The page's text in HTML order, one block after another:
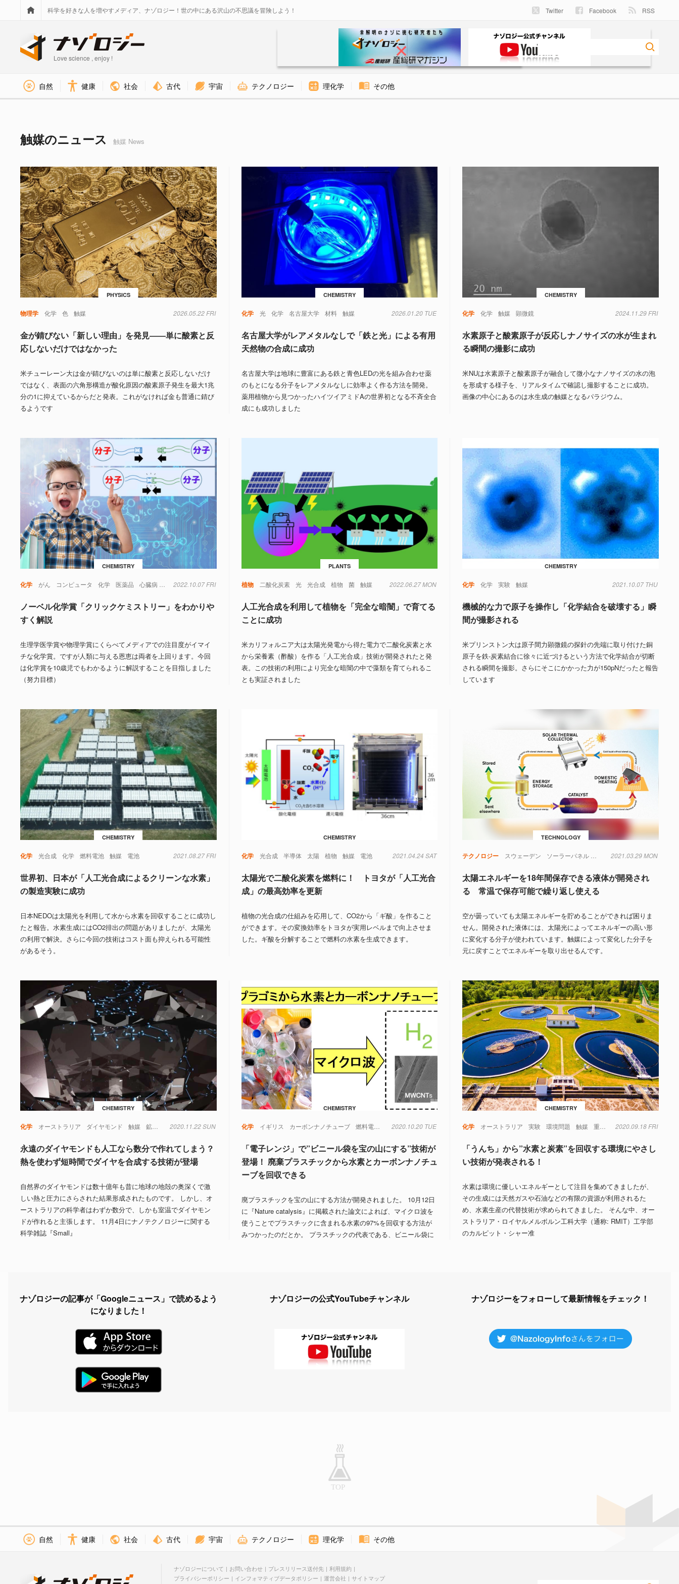
科学を好きな人を増やすメディア、ナゾロジー！世の中にある沢山の不思議を冒険しよう！ Twitter Facebook RSS
Love science , enjoy !
自然 健康 社会 古代 宇宙 テクノロジー 理化学 その他
触媒のニュース 触媒 News
PHYSICS
物理学 化学 色 触媒 2026.05.22 FRI
金が錆びない「新しい理由」を発見――単に酸素と反
応しないだけではなかった
米チューレーン大は金が錆びないのは単に酸素と反応しないだけ
ではなく、表面の六角形構造が酸化原因の酸素原子発生を最大1兆
分の1に抑えているからだと発表。これがなければ金も普通に錆び
るようです
CHEMISTRY
化学 光 化学 名古屋大学 材料 触媒 2026.01.20 TUE
名古屋大学がレアメタルなしで「鉄と光」による有用
天然物の合成に成功
名古屋大学は地球に豊富にある鉄と青色LEDの光を組み合わせ薬
のもとになる分子をレアメタルなしに効率よく作る方法を開発。
薬用植物から見つかったハイツイアミドAの世界初となる不斉全合
成にも成功しました
CHEMISTRY
化学 化学 触媒 顕微鏡 2024.11.29 FRI
水素原子と酸素原子が反応しナノサイズの水が生まれ
る瞬間の撮影に成功
米NUは水素原子と酸素原子が融合して微小なナノサイズの水の泡
を形成する様子を、リアルタイムで確認し撮影することに成功。
画像の中心にあるのは水生成の触媒となるパラジウム。
CHEMISTRY
化学 がん コンピュータ 化学 医薬品 心臓病 材料 植物 毒 注射 細胞 脳 触媒
2022.10.07 FRI
ノーベル化学賞「クリックケミストリー」をわかりや
すく解説
生理学医学賞や物理学賞にくらべてメディアでの注目度がイマイ
チな化学賞。ですが人類に与える恩恵は両者を上回ります。今回
は化学賞を10歳児でもわかるように解説することを目指しました
（努力目標）
PLANTS
植物 二酸化炭素 光 光合成 植物 菌 触媒 2022.06.27 MON
人工光合成を利用して植物を「完全な暗闇」で育てる
ことに成功
米カリフォルニア大は太陽光発電から得た電力で二酸化炭素と水
から栄養素（酢酸）を作る「人工光合成」技術が開発されたと発
表。この技術の利用により完全な暗闇の中で藻類を育てられるこ
とも実証されました
CHEMISTRY
化学 化学 実験 触媒 2021.10.07 THU
機械的な力で原子を操作し「化学結合を破壊する」瞬
間が撮影される
米プリンストン大は原子間力顕微鏡の探針の先端に取り付けた銅
原子を鉄-炭素結合に徐々に近づけるという方法で化学結合が切断
される瞬間を撮影。さらにそこにかかった力が150pNだったと報告
しています
CHEMISTRY
化学 光合成 化学 燃料電池 触媒 電池 2021.08.27 FRI
世界初、日本が「人工光合成によるクリーンな水素」
の製造実験に成功
日本NEDOは太陽光を利用して水から水素を回収することに成功し
たと報告。水素生成にはCO2排出の問題がありましたが、太陽光
の利用で解決。さらに今回の技術はコスト面も抑えられる可能性
があるそう。
CHEMISTRY
化学 光合成 半導体 太陽 植物 触媒 電池 2021.04.24 SAT
太陽光で二酸化炭素を燃料に！ トヨタが「人工光合
成」の最高効率を更新
植物の光合成の仕組みを応用して、CO2から「ギ酸」を作ること
ができます。その変換効率をトヨタが実用レベルまで向上させま
した。ギ酸を分解することで燃料の水素を生成できます。
TECHNOLOGY
テクノロジー スウェーデン ソーラーパネル 太陽 実験 触媒
2021.03.29 MON
太陽エネルギーを18年間保存できる液体が開発され
る 常温で保存可能で繰り返し使える
空が曇っていても太陽エネルギーを貯めることができれば困りま
せん。開発された液体には、太陽光によってエネルギーの高い形
に変化する分子が使われています。触媒によって変化した分子を
元に戻すことでエネルギーを取り出せるんです。
CHEMISTRY
化学 オーストラリア ダイヤモンド 触媒 鉱物 黒鉛
2020.11.22 SUN
永遠のダイヤモンドも人工なら数分で作れてしまう？
熱を使わず短時間でダイヤを合成する技術が登場
自然界のダイヤモンドは数十億年も昔に地球の地殻の奥深くで激
しい熱と圧力にさらされた結果形成されたものです。 しかし、オ
ーストラリアの科学者はわずか数分で、しかも室温でダイヤモン
ドが作れると主張します。 11月4日にナノテクノロジーに関する
科学雑誌『Small』
CHEMISTRY
化学 イギリス カーボンナノチューブ 燃料電池 触媒 電池
2020.10.20 TUE
「電子レンジ」で”ビニール袋を宝の山にする”技術が
登場！ 廃棄プラスチックから水素とカーボンナノチュ
ーブを回収できる
廃プラスチックを宝の山にする方法が開発されました。 10月12日
に『Nature catalysis』に掲載された論文によれば、マイクロ波を
使うことでプラスチックに含まれる水素の97%を回収する方法が
みつかったのだとか。 プラスチックの代表である、ビニール袋に
CHEMISTRY
化学 オーストラリア 実験 環境問題 触媒 重金属 2020.09.18 FRI
「うんち」から”水素と炭素”を回収する環境にやさし
い技術が発表される！
水素は環境に優しいエネルギーとして注目を集めてきましたが、
その生成には天然ガスや石油などの有限の資源が利用されるた
め、水素生産の代替技術が求められてきました。 そんな中、オー
ストラリア・ロイヤルメルボルン工科大学（通称: RMIT）工学部
のカルピット・シャー准
ナゾロジーの記事が「Googleニュース」で読めるよう
になりました！
ナゾロジーの公式YouTubeチャンネル ナゾロジーをフォローして最新情報をチェック！
自然 健康 社会 古代 宇宙 テクノロジー 理化学 その他
ナゾロジーについて お問い合わせ プレスリリース送付先
利用規約
プライバシーポリシー
インフォマティブデータポリシー 運営会社 サイトマップ